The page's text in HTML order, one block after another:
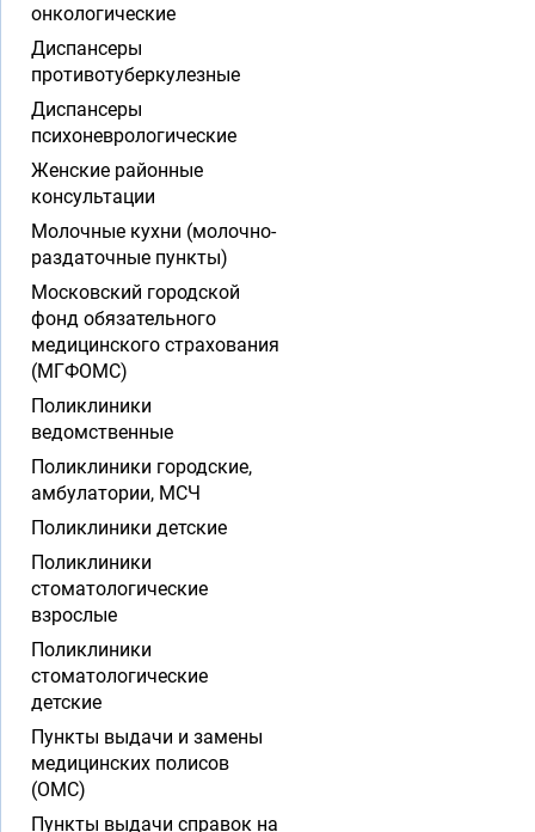
онкологические
Диспансеры
противотуберкулезные
Диспансеры
психоневрологические
Женские районные
консультации
Молочные кухни (молочно-
раздаточные пункты)
Московский городской
фонд обязательного
медицинского страхования
(МГФОМС)
Поликлиники
ведомственные
Поликлиники городские,
амбулатории, МСЧ
Поликлиники детские
Поликлиники
стоматологические
взрослые
Поликлиники
стоматологические
детские
Пункты выдачи и замены
медицинских полисов
(ОМС)
Пункты выдачи справок на